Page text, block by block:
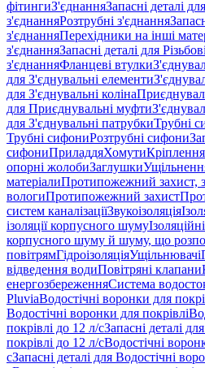
фітингиЗ'єднанняЗапасні деталі
з'єднанняРозтрубні з'єднання
з'єднанняПерехідники на інші
з'єднанняЗапасні деталі для
з'єднанняФланцеві втулки
для З'єднувальні елементи
для З'єднувальні коліна
для Приєднувальні муфти
для З'єднувальні патрубкиТрубні
Трубні сифониРозтрубні сифони
сифониПриладдяХомути
опорні жолобиЗаглушки
матеріалиПротипожежний захист,
вологиПротипожежний захист
систем каналізаціїЗвукоізоляція
ізоляції корпусного шуму
корпусного шуму й шуму, що
повітрямГідроізоляціяУщільнювачі
відведення водиПовітряні клапани
енергозбереженняСистема
PluviaВодостічні воронки для
Водостічні воронки для покрівлі
покрівлі до 12 л/сЗапасні деталі
покрівлі до 12 л/сВодостічні
сЗапасні деталі для Водостічні